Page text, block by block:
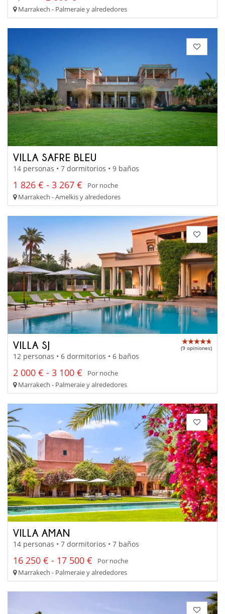
Marrakech - Palmeraie y alrededores
VILLA SAFRE BLEU
14 personas • 7 dormitorios • 9 baños
1 826 € - 3 267 €
Por noche
Marrakech - Amelkis y alrededores
VILLA SJ (9 opiniones)
12 personas • 6 dormitorios • 6 baños
2 000 € - 3 100 €
Por noche
Marrakech - Palmeraie y alrededores
VILLA AMAN
14 personas • 7 dormitorios • 7 baños
16 250 € - 17 500 €
Por noche
Marrakech - Palmeraie y alrededores